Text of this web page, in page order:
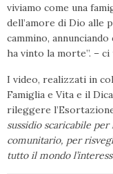
viviamo come una
dell’amore di Dio alle
cammino,
ha vinto la morte”. –
I video, realizzati in
Famiglia e Vita e il
rileggere
sussidio scaricabile
comunitario, per
tutto il mondo